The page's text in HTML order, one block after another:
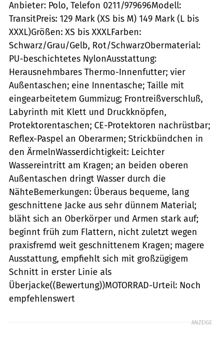
Anbieter: Polo, Telefon 0211/979696Modell:
TransitPreis: 129 Mark (XS bis M) 149 Mark (L bis
XXXL)Größen: XS bis XXXLFarben:
Schwarz/Grau/Gelb, Rot/SchwarzObermaterial:
PU-beschichtetes NylonAusstattung:
Herausnehmbares Thermo-Innenfutter; vier
Außentaschen; eine Innentasche; Taille mit
eingearbeitetem Gummizug; Frontreißverschluß,
Labyrinth mit Klett und Druckknöpfen,
Protektorentaschen; CE-Protektoren nachrüstbar;
Reflex-Paspel an Oberarmen; Strickbündchen in
den ÄrmelnWasserdichtigkeit: Leichter
Wassereintritt am Kragen; an beiden oberen
Außentaschen dringt Wasser durch die
NähteBemerkungen: Überaus bequeme, lang
geschnittene Jacke aus sehr dünnem Material;
bläht sich an Oberkörper und Armen stark auf;
beginnt früh zum Flattern, nicht zuletzt wegen
praxisfremd weit geschnittenem Kragen; magere
Ausstattung, empfiehlt sich mit großzügigem
Schnitt in erster Linie als
Überjacke((Bewertung))MOTORRAD-Urteil: Noch
empfehlenswert
ANZEIGE